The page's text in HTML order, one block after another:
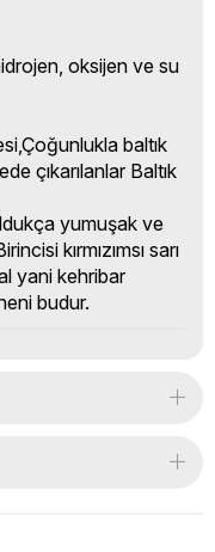
oksijen ve su
baltık
çıkarılanlar Baltık
yumuşak ve
kırmızımsı sarı
yani kehribar
budur.